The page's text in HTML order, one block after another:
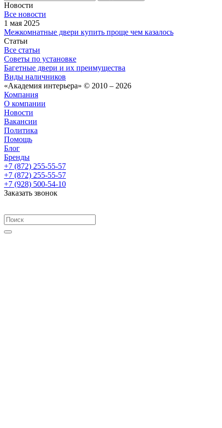
Новости
Все новости
1 мая 2025
Межкомнатные двери купить проще чем казалось
Статьи
Все статьи
Советы по установке
Багетные двери и их преимущества
Виды наличников
«Академия интерьера» © 2010 – 2026
Компания
О компании
Новости
Вакансии
Политика
Помощь
Блог
Бренды
+7 (872) 255-55-57
+7 (872) 255-55-57
+7 (928) 500-54-10
Заказать звонок